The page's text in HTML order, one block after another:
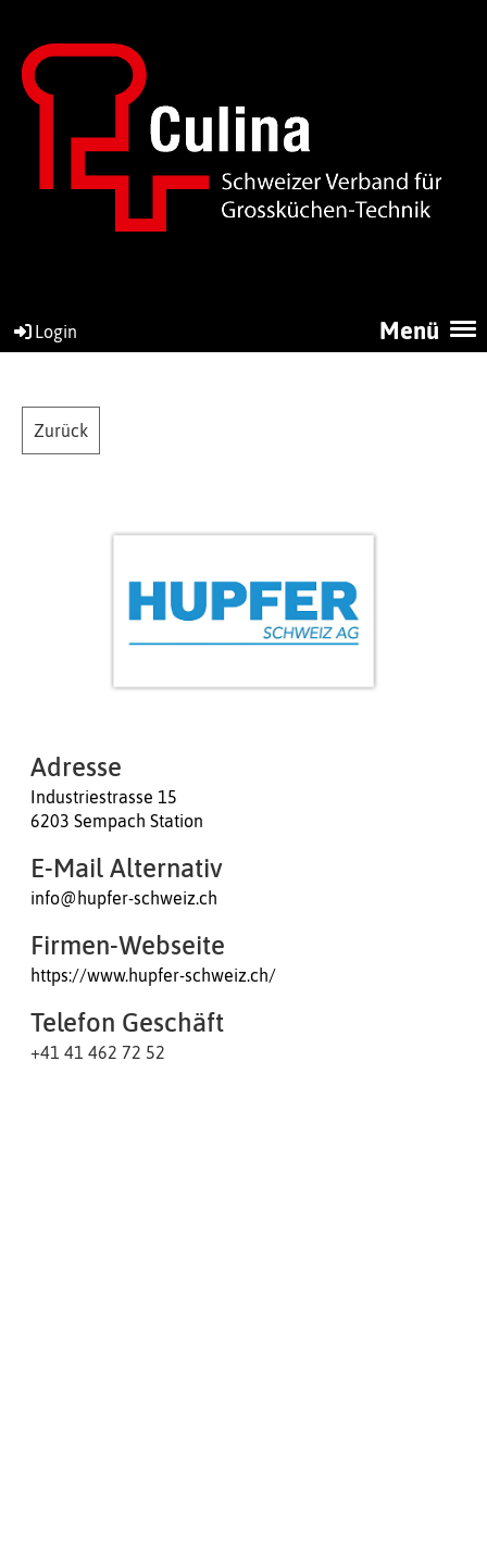
Menü
Login
Zurück
Adresse
Industriestrasse 15
6203 Sempach Station
E-Mail Alternativ
info@hupfer-schweiz.ch
Firmen-Webseite
https://www.hupfer-schweiz.ch/
Telefon Geschäft
+41 41 462 72 52